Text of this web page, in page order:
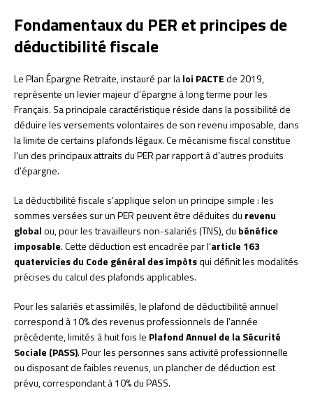
Fondamentaux du PER et principes de
déductibilité fiscale
Le Plan Épargne Retraite, instauré par laloi PACTEde 2019,
représente un levier majeur d’épargne à long terme pour les
Français. Sa principale caractéristique réside dans la possibilité de
déduire les versements volontaires de son revenu imposable, dans
la limite de certains plafonds légaux. Ce mécanisme fiscal constitue
l’un des principaux attraits du PER par rapport à d’autres produits
d’épargne.
La déductibilité fiscale s’applique selon un principe simple : les
sommes versées sur un PER peuvent être déduites du revenu
globalou, pour les travailleurs non-salariés (TNS), du bénéfice
imposable. Cette déduction est encadrée par l’article 163
quatervicies du Code général des impôtsqui définit les modalités
précises du calcul des plafonds applicables.
Pour les salariés et assimilés, le plafond de déductibilité annuel
correspond à 10% des revenus professionnels de l’année
précédente, limités à huit fois le Plafond Annuel de la Sécurité
Sociale (PASS). Pour les personnes sans activité professionnelle
ou disposant de faibles revenus, un plancher de déduction est
prévu, correspondant à 10% du PASS.